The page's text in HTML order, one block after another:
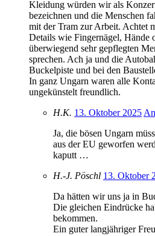
Kleidung würden wir als
bezeichnen und die Menschen
mit der Tram zur Arbeit. Achtet
Details wie Fingernägel, Hände
überwiegend sehr gepflegten
sprechen. Ach ja und die
Buckelpiste und bei den
In ganz Ungarn waren alle
ungekünstelt freundlich.
H.K. 13. Oktober 2025
Ja, die bösen Ungarn
aus der EU geworfen
kaputt …
H.-J. Pöschl 13. Oktober
Da hätten wir uns ja in
Die gleichen Eindrücke
bekommen.
Ein guter langjähriger